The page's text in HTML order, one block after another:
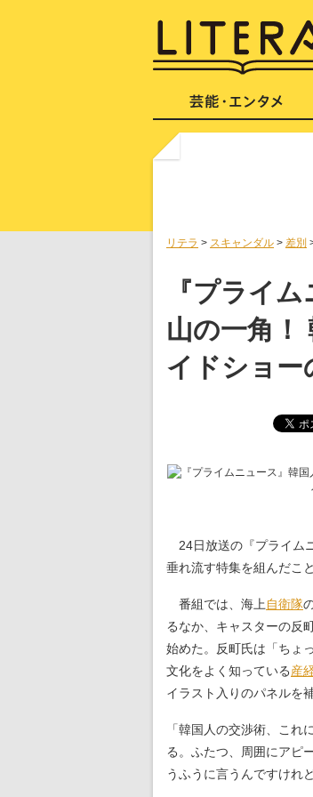
リテラ > スキャンダル > 差別
『プライ
山の一角！
イドショー
24日放送の『プライム
垂れ流す特集を組んだこ
番組では、海上 自衛隊
るなか、キャスターの反
始めた。反町氏は「ちょ
文化をよく知っている産
イラスト入りのパネルを
「韓国人の交渉術、こ
る。ふたつ、周囲にアピ
うふうに言うんですけれど